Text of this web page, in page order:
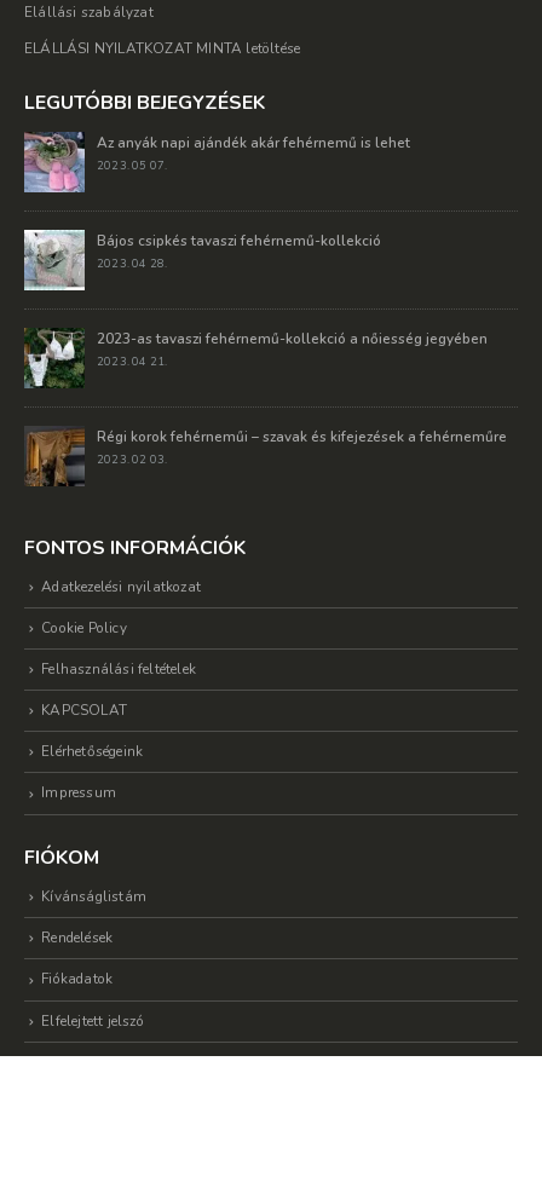
Elállási szabályzat
ELÁLLÁSI NYILATKOZAT MINTA letöltése
LEGUTÓBBI BEJEGYZÉSEK
Az anyák napi ajándék akár fehérnemű is lehet
2023. 05 07.
Bájos csipkés tavaszi fehérnemű-kollekció
2023. 04 28.
2023-as tavaszi fehérnemű-kollekció a nőiesség jegyében
2023. 04 21.
Régi korok fehérneműi – szavak és kifejezések a fehérneműre
2023. 02 03.
FONTOS INFORMÁCIÓK
Adatkezelési nyilatkozat
Cookie Policy
Felhasználási feltételek
KAPCSOLAT
Elérhetőségeink
Impressum
FIÓKOM
Kívánságlistám
Rendelések
Fiókadatok
Elfelejtett jelszó